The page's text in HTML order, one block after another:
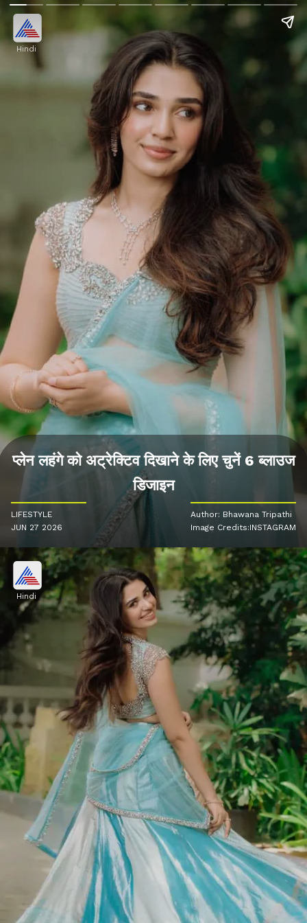
Hindi
प्लेन लहंगे को अट्रेक्टिव दिखाने के लिए चुनें 6 ब्लाउज
डिजाइन
LIFESTYLE
JUN 27 2026
Author: Bhawana Tripathi
Image Credits:INSTAGRAM
Hindi